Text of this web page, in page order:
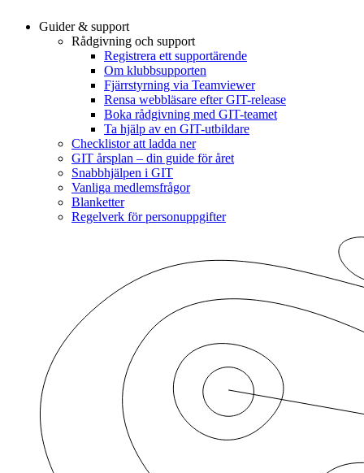
Guider & support
Rådgivning och support
Registrera ett supportärende
Om klubbsupporten
Fjärrstyrning via Teamviewer
Rensa webbläsare efter GIT-release
Boka rådgivning med GIT-teamet
Ta hjälp av en GIT-utbildare
Checklistor att ladda ner
GIT årsplan – din guide för året
Snabbhjälpen i GIT
Vanliga medlemsfrågor
Blanketter
Regelverk för personuppgifter